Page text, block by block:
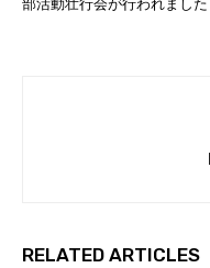
部活動壮行会が行われました
RELATED ARTICLES